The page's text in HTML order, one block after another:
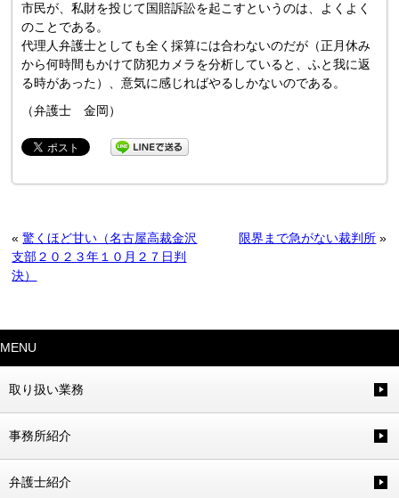
市民が、私財を投じて国賠訴訟を起こすというのは、よくよく
のことである。
代理人弁護士としても全く採算には合わないのだが（正月休み
から何時間もかけて防犯カメラを分析していると、ふと我に返
る時があった）、意気に感じればやるしかないのである。
（弁護士 金岡）
«驚くほど甘い（名古屋高裁金沢
支部２０２３年１０月２７日判
決）
限界まで急がない裁判所 »
MENU
取り扱い業務
事務所紹介
弁護士紹介